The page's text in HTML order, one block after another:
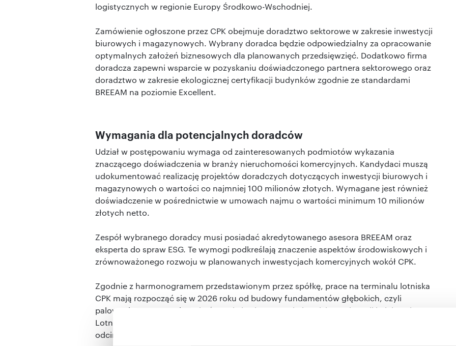
logistycznych w regionie Europy Środkowo-Wschodniej.
Zamówienie ogłoszone przez CPK obejmuje doradztwo sektorowe w zakresie inwestycji
biurowych i magazynowych. Wybrany doradca będzie odpowiedzialny za opracowanie
optymalnych założeń biznesowych dla planowanych przedsięwzięć. Dodatkowo firma
doradcza zapewni wsparcie w pozyskaniu doświadczonego partnera sektorowego oraz
doradztwo w zakresie ekologicznej certyfikacji budynków zgodnie ze standardami
BREEAM na poziomie Excellent.
Wymagania dla potencjalnych doradców
Udział w postępowaniu wymaga od zainteresowanych podmiotów wykazania
znaczącego doświadczenia w branży nieruchomości komercyjnych. Kandydaci muszą
udokumentować realizację projektów doradczych dotyczących inwestycji biurowych i
magazynowych o wartości co najmniej 100 milionów złotych. Wymagane jest również
doświadczenie w pośrednictwie w umowach najmu o wartości minimum 10 milionów
złotych netto.
Zespół wybranego doradcy musi posiadać akredytowanego asesora BREEAM oraz
eksperta do spraw ESG. Te wymogi podkreślają znaczenie aspektów środowiskowych i
zrównoważonego rozwoju w planowanych inwestycjach komercyjnych wokół CPK.
Zgodnie z harmonogramem przedstawionym przez spółkę, prace na terminalu lotniska
CPK mają rozpocząć się w 2026 roku od budowy fundamentów głębokich, czyli
palowania. W 2029 roku zakończy się budowa tunelu i podziemnej stacji kolejowej.
Lotnisko powinno zostać uruchomione do końca 2032 roku wraz z pierwszym
odcinkiem linii Kolei Dużych Prędkości łączącej Warszawę z Łodzią.